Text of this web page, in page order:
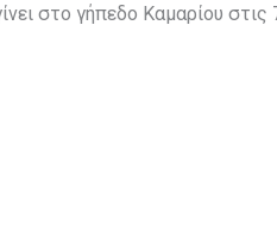
στο γήπεδο Καμαρίου στις